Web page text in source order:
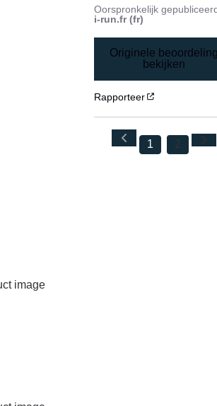
Oorspronkelijk
i-run.fr (fr)
Originele
bekijken
Rapporteer
1 2